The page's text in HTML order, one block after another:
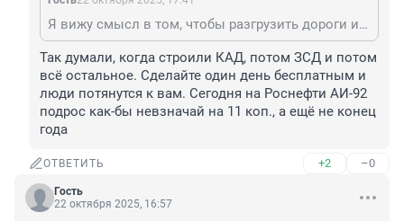
Я вижу смысл в том, чтобы разгрузить дороги и добираться стало быстрей.
Так думали, когда строили КАД, потом ЗСД и потом
всё остальное. Сделайте один день бесплатным и
люди потянутся к вам. Сегодня на Роснефти АИ-92
подрос как-бы невзначай на 11 коп., а ещё не конец
года
ОТВЕТИТЬ +2 –0
Гость
22 октября 2025, 16:57